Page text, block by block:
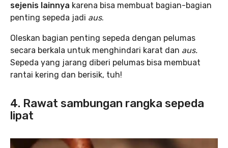
sejenis lainnya karena bisa membuat bagian-bagian
penting sepeda jadi aus.
Oleskan bagian penting sepeda dengan pelumas
secara berkala untuk menghindari karat dan aus.
Sepeda yang jarang diberi pelumas bisa membuat
rantai kering dan berisik, tuh!
4. Rawat sambungan rangka sepeda
lipat